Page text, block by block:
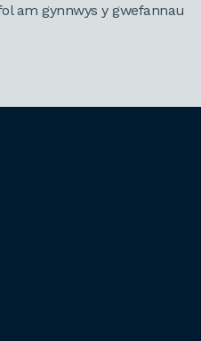
am gynnwys y gwefannau